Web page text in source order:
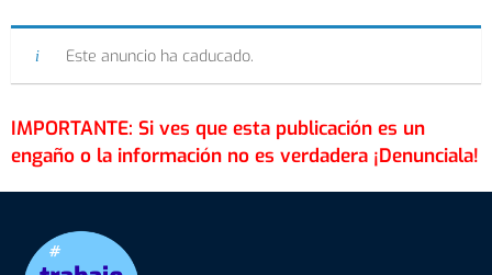
Este anuncio ha caducado.